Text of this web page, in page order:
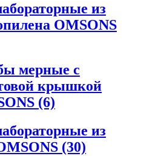
из
OMSONS
мерные с
крышкой
(6)
из
(30)